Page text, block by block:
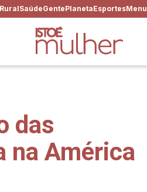
SaúdeGentePlanetaEsportesMenu
das
na América